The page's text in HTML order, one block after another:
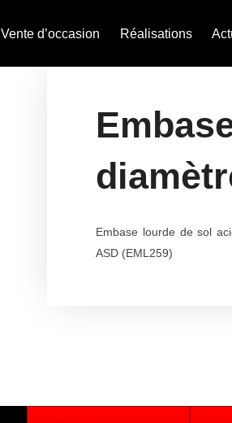
Vente d’occasion Réalisations
Embase lourde de sol
ASD (EML259)